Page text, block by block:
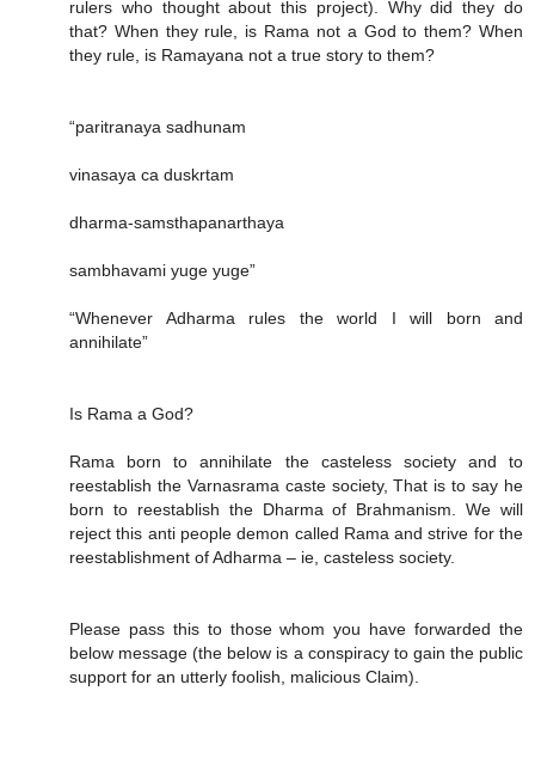
rulers who thought about this project). Why did they do
that? When they rule, is Rama not a God to them? When
they rule, is Ramayana not a true story to them?
“paritranaya sadhunam
vinasaya ca duskrtam
dharma-samsthapanarthaya
sambhavami yuge yuge”
“Whenever Adharma rules the world I will born and
annihilate”
Is Rama a God?
Rama born to annihilate the casteless society and to
reestablish the Varnasrama caste society, That is to say he
born to reestablish the Dharma of Brahmanism. We will
reject this anti people demon called Rama and strive for the
reestablishment of Adharma – ie, casteless society.
Please pass this to those whom you have forwarded the
below message (the below is a conspiracy to gain the public
support for an utterly foolish, malicious Claim).